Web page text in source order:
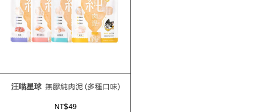
汪喵星球 無膠純肉泥 (多種口味)
NT$49